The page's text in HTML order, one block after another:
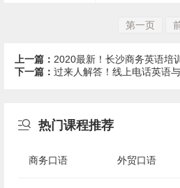
第一页
上一篇： 2020最新！长沙商务英语培
下一篇： 过来人解答！线上电话英语
 热门课程推荐
商务口语 外贸口语